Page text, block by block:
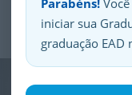
Parabéns!
iniciar sua
graduação EAD
Sua
Previous